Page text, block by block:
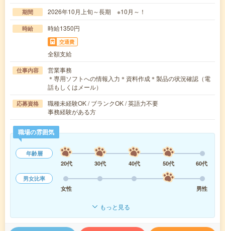
期間 2026年10月上旬～長期 ※10月～！
時給 時給1350円
交通費
全額支給
仕事内容
営業事務
＊専用ソフトへの情報入力＊資料作成＊製品の状況確認（電
話もしくはメール）
応募資格
職種未経験OK / ブランクOK / 英語力不要
事務経験がある方
職場の雰囲気
年齢層
20代
30代 40代 50代
60代
男女比率
女性
男性
もっと見る